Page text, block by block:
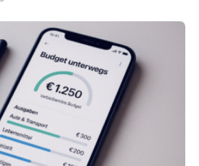
deutlich teurer geworden. Für
deshalb das zumeist im Juni oder
ein wichtiger Faktor, um
Jahresurlaub leisten zu
mit 44 Prozent noch nicht
Beschäftigten in der
Zu diesem…